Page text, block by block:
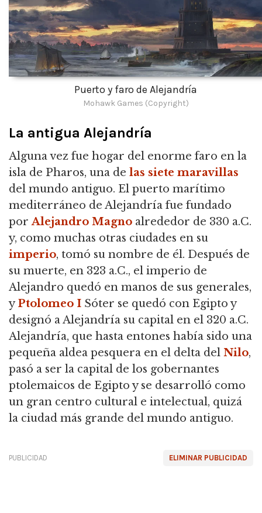
Puerto y faro de Alejandría
Mohawk Games (Copyright)
La antigua Alejandría
Alguna vez fue hogar del enorme faro en la
isla de Pharos, una de las siete maravillas
del mundo antiguo. El puerto marítimo
mediterráneo de Alejandría fue fundado
porAlejandro Magno alrededor de 330 a.C.
y, como muchas otras ciudades en su
imperio, tomó su nombre de él. Después de
su muerte, en 323 a.C., el imperio de
Alejandro quedó en manos de sus generales,
yPtolomeo I Sóter se quedó con Egipto y
designó a Alejandría su capital en el 320 a.C.
Alejandría, que hasta entones había sido una
pequeña aldea pesquera en el delta del Nilo,
pasó a ser la capital de los gobernantes
ptolemaicos de Egipto y se desarrolló como
un gran centro cultural e intelectual, quizá
la ciudad más grande del mundo antiguo.
ELIMINAR PUBLICIDAD
PUBLICIDAD